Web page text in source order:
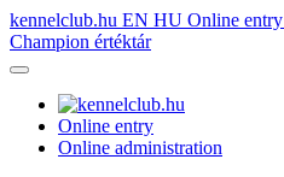
kennelclub.hu EN HU Online entry
Champion értéktár
Online entry
Online administration